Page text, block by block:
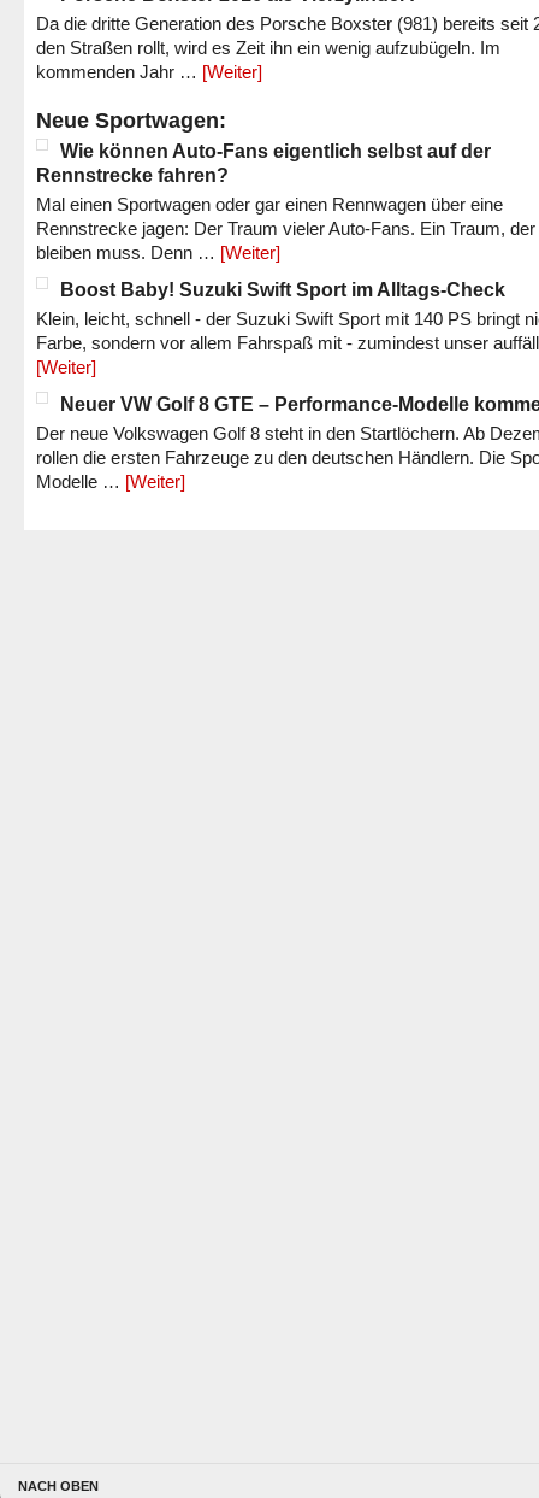
Da die dritte Generation des Porsche Boxster (981) bereits seit
den Straßen rollt, wird es Zeit ihn ein wenig aufzubügeln. Im
kommenden Jahr … [Weiter]
Neue Sportwagen:
Wie können Auto-Fans eigentlich selbst auf der
Rennstrecke fahren?
Mal einen Sportwagen oder gar einen Rennwagen über eine
Rennstrecke jagen: Der Traum vieler Auto-Fans. Ein Traum,
bleiben muss. Denn … [Weiter]
Boost Baby! Suzuki Swift Sport im Alltags-Check
Klein, leicht, schnell - der Suzuki Swift Sport mit 140 PS bringt
Farbe, sondern vor allem Fahrspaß mit - zumindest unser
[Weiter]
Neuer VW Golf 8 GTE – Performance-Modelle
Der neue Volkswagen Golf 8 steht in den Startlöchern. Ab
rollen die ersten Fahrzeuge zu den deutschen Händlern. Die
Modelle … [Weiter]
NACH OBEN